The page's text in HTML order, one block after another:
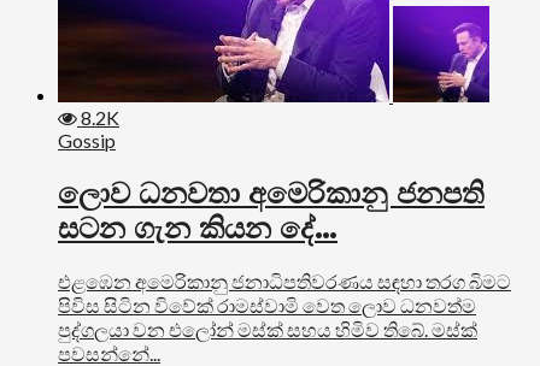
8.2K
Gossip
ලොව ධනවතා අමෙරිකානු ජනපති
සටන ගැන කියන දේ…
එළඹෙන අමෙරිකානු ජනාධිපතිවරණය සඳහා තරග බිමට
පිවිස සිටින විවේක් රාමස්වාමි වෙත ලොව ධනවත්ම
පුද්ගලයා වන එලෝන් මස්ක් සහය හිමිව තිබේ. මස්ක්
පවසන්නේ...